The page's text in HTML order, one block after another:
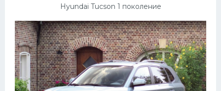
Hyundai Tucson 1 поколение
Пежо
Ауди
Гараж
Русские авто